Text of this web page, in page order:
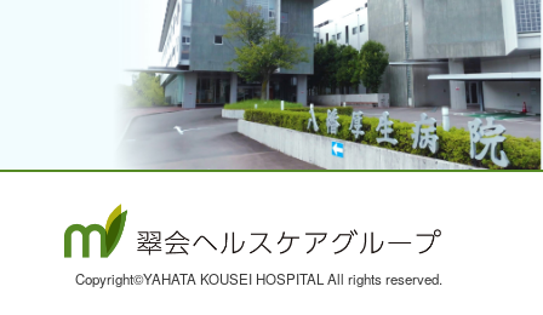
外来のご案内
→ 外来受診について
→ 初診・入院のご相談
入院のご案内
Copyright©YAHATA KOUSEI HOSPITAL All rights reserved.